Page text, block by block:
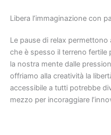
Libera l’immaginazione con
Le pause di relax
che è spesso il terreno fertile
la nostra mente dalle
offriamo alla creatività la
accessibile a tutti potrebbe
mezzo per incoraggiare